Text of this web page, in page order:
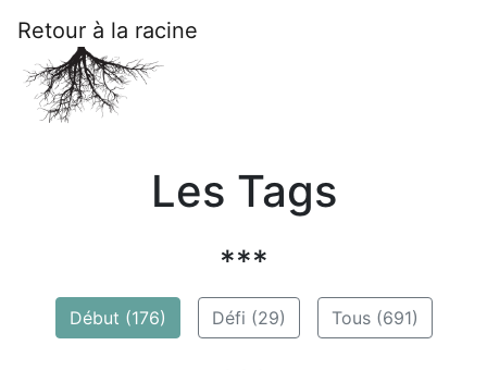
Retour à la racine
Les Tags
***
Début (176) Défi (29) Tous (691)